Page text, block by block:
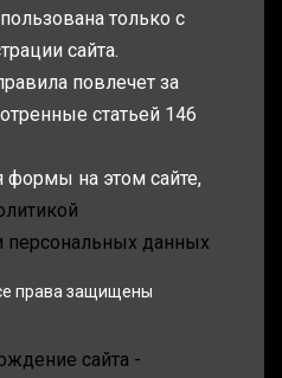
только с
сайта.
повлечет за
статьей 146
формы на этом сайте,
персональных данных
права защищены
сайта -